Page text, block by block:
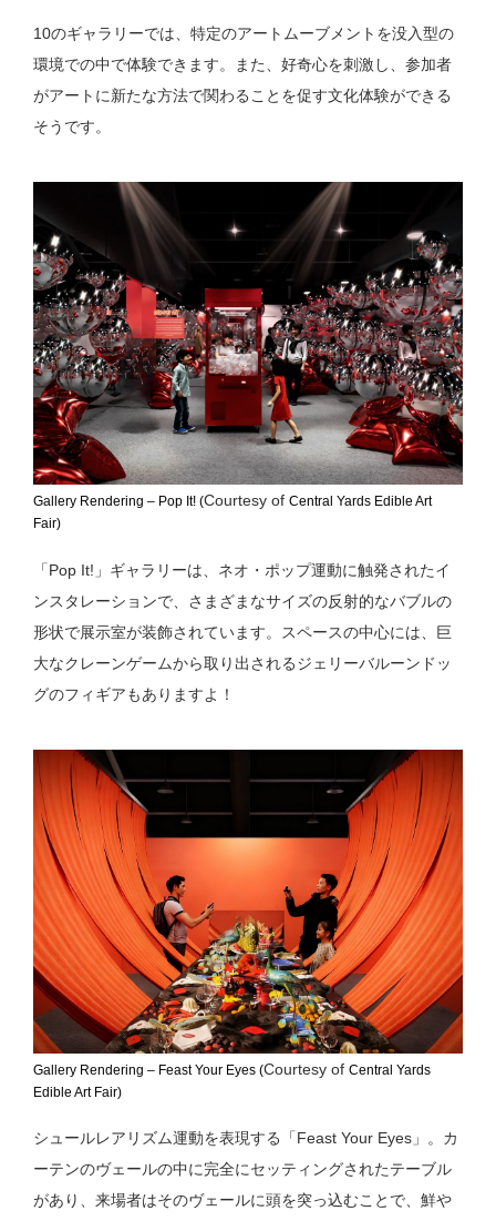
10のギャラリーでは、特定のアートムーブメントを没入型の
環境での中で体験できます。また、好奇心を刺激し、参加者
がアートに新たな方法で関わることを促す文化体験ができる
そうです。
Gallery Rendering – Pop It! (Courtesy ofCentral Yards Edible Art
Fair)
「Pop It!」ギャラリーは、ネオ・ポップ運動に触発されたイ
ンスタレーションで、さまざまなサイズの反射的なバブルの
形状で展示室が装飾されています。スペースの中心には、巨
大なクレーンゲームから取り出されるジェリーバルーンドッ
グのフィギアもありますよ！
Gallery Rendering – Feast Your Eyes (Courtesy ofCentral Yards
Edible Art Fair)
シュールレアリズム運動を表現する「Feast Your Eyes」。カ
ーテンのヴェールの中に完全にセッティングされたテーブル
があり、来場者はそのヴェールに頭を突っ込むことで、鮮や